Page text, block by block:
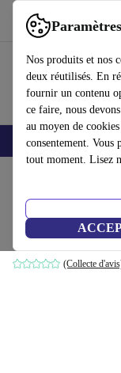
Nos produits et nos
deux réutilisés. En
fournir un contenu
ce faire, nous
au moyen de
consentement.
tout moment. Lisez
Utilisez refurbed
Smartphones Laptops
Huawei Y6
2 GB | 16 GB |
(Collecte